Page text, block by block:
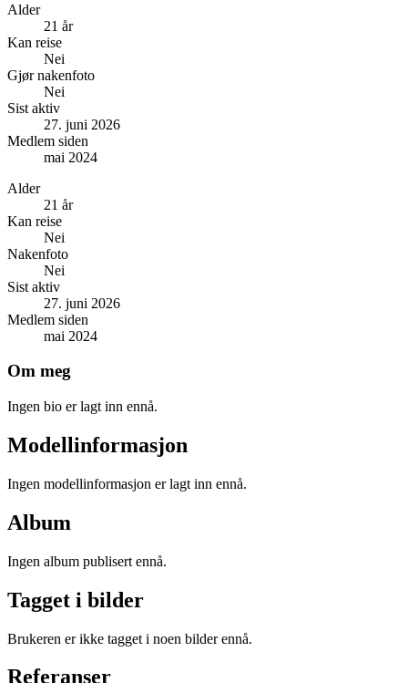
Alder
21 år
Kan reise
Nei
Gjør nakenfoto
Nei
Sist aktiv
27. juni 2026
Medlem siden
mai 2024
Alder
21 år
Kan reise
Nei
Nakenfoto
Nei
Sist aktiv
27. juni 2026
Medlem siden
mai 2024
Om meg
Ingen bio er lagt inn ennå.
Modellinformasjon
Ingen modellinformasjon er lagt inn ennå.
Album
Ingen album publisert ennå.
Tagget i bilder
Brukeren er ikke tagget i noen bilder ennå.
Referanser